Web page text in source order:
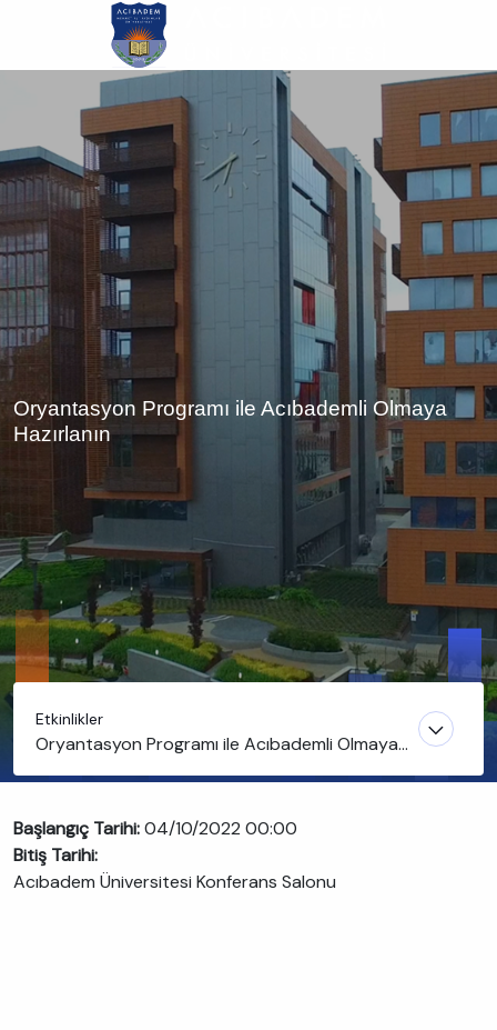
atla
Oryantasyon Programı ile Acıbademli Olmaya
Hazırlanın
Etkinlikler
Oryantasyon Programı ile Acıbademli Olmaya
Başlangıç Tarihi:04/10/2022 00:00
Bitiş Tarihi:
Acıbadem Üniversitesi Konferans Salonu